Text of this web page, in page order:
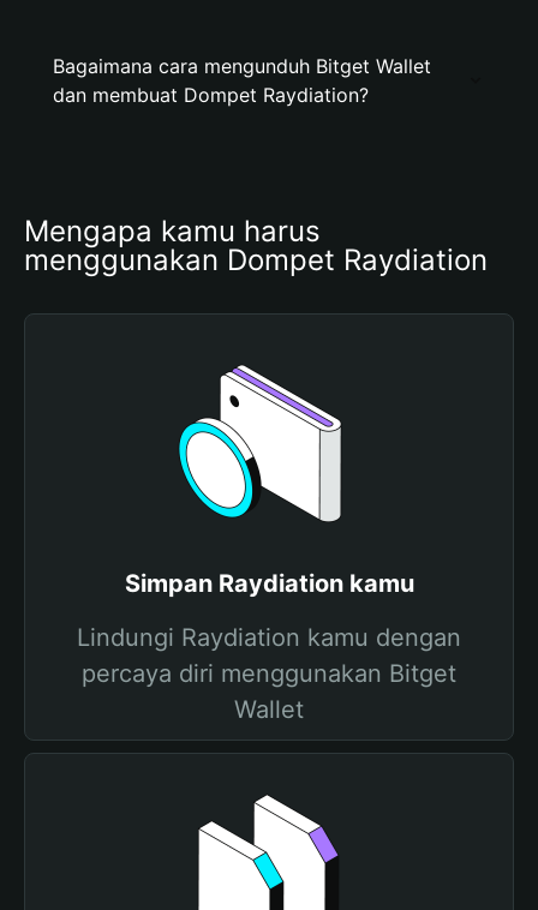
Bagaimana cara mengunduh Bitget Wallet
dan membuat Dompet Raydiation?
Mengapa kamu harus
menggunakan Dompet Raydiation
Simpan Raydiation kamu
Lindungi Raydiation kamu dengan
percaya diri menggunakan Bitget
Wallet